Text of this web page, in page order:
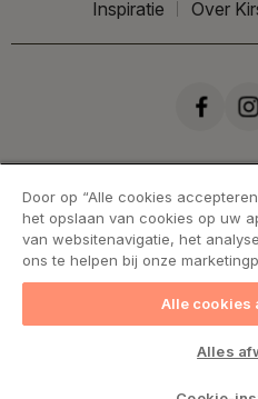
Inspiratie Over
Handelsvoorwaarden
Door op “Alle cookies
het opslaan van cookies op uw
van websitenavigatie, het
ons te helpen bij onze
Alle cookies
Alles